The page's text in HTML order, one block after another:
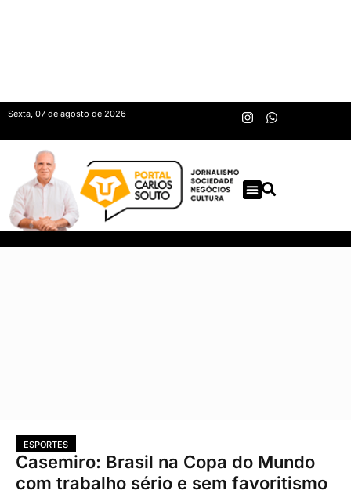
Sexta, 07 de agosto de 2026
ESPORTES
Casemiro: Brasil na Copa do Mundo
com trabalho sério e sem favoritismo